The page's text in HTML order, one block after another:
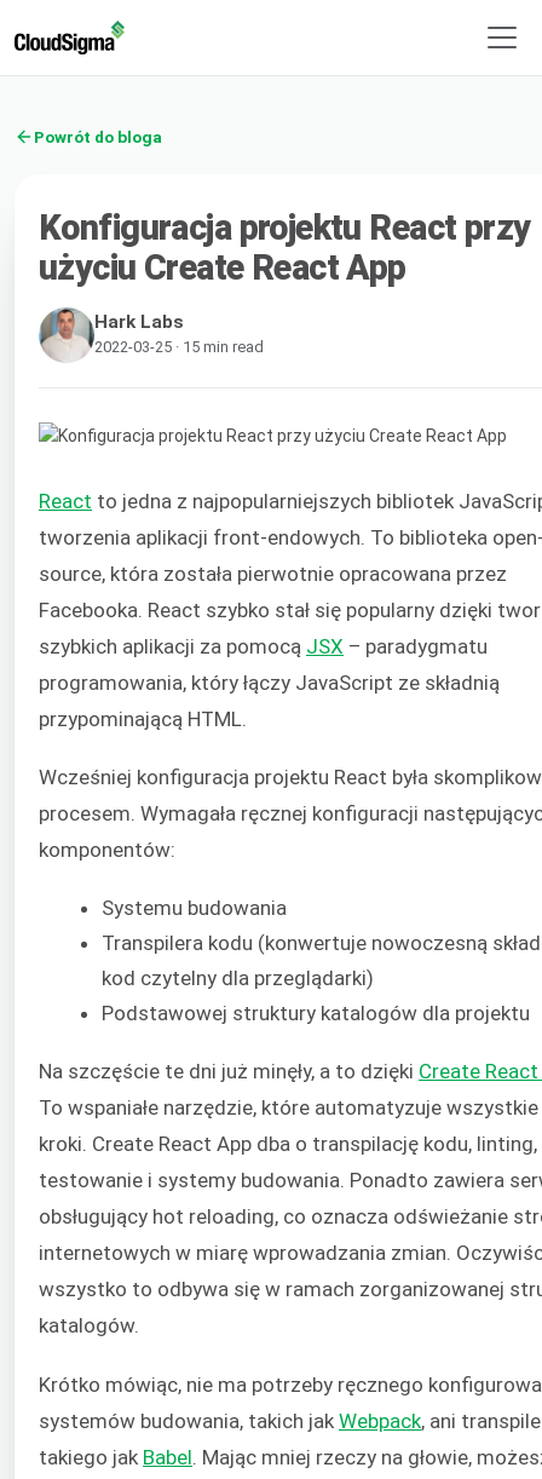
Powrót do bloga
Konfiguracja projektu React przy
użyciu Create React App
Hark Labs
2022-03-25 · 15 min read
React to jedna z najpopularniejszych bibliotek
tworzenia aplikacji front-endowych. To biblioteka
source, która została pierwotnie opracowana przez
Facebooka. React szybko stał się popularny dzięki
szybkich aplikacji za pomocą JSX – paradygmatu
programowania, który łączy JavaScript ze składnią
przypominającą HTML.
Wcześniej konfiguracja projektu React była
procesem. Wymagała ręcznej konfiguracji
komponentów:
Systemu budowania
Transpilera kodu (konwertuje nowoczesną
kod czytelny dla przeglądarki)
Podstawowej struktury katalogów dla projektu
Na szczęście te dni już minęły, a to dzięki Create React
To wspaniałe narzędzie, które automatyzuje
kroki. Create React App dba o transpilację kodu, linting,
testowanie i systemy budowania. Ponadto zawiera
obsługujący hot reloading, co oznacza odświeżanie
internetowych w miarę wprowadzania zmian.
wszystko to odbywa się w ramach zorganizowanej
katalogów.
Krótko mówiąc, nie ma potrzeby ręcznego
systemów budowania, takich jak Webpack, ani
takiego jak Babel . Mając mniej rzeczy na głowie,